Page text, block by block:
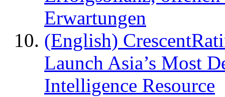
Erwartungen
(English)
Launch Asia’s Most
Intelligence Resource